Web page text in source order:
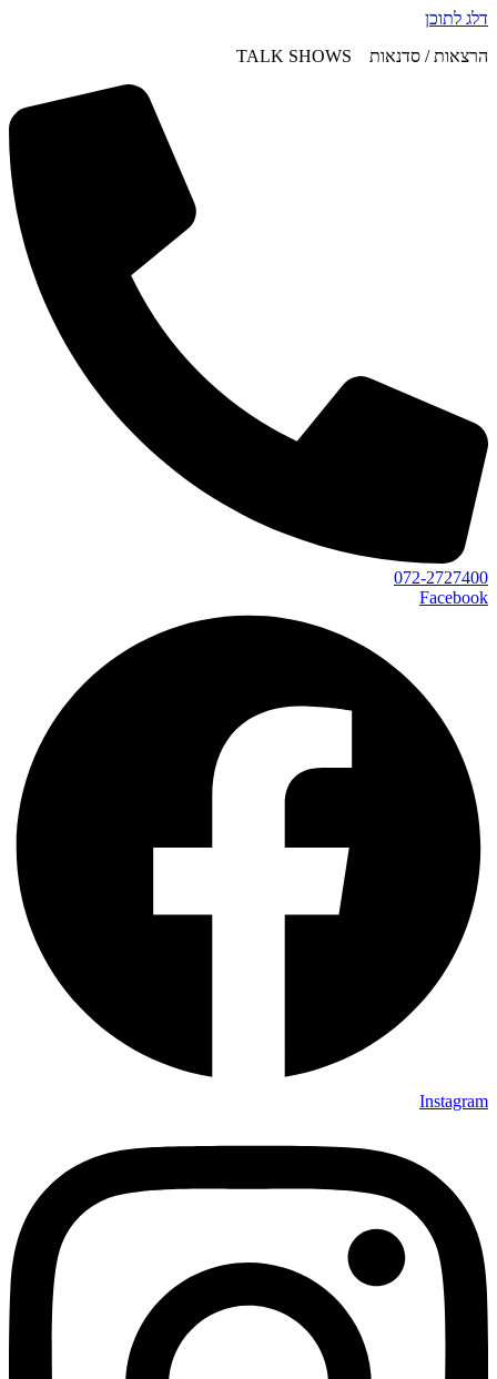
דלג לתוכן
הרצאות / סדנאות TALK SHOWS
072-2727400
Facebook
Instagram